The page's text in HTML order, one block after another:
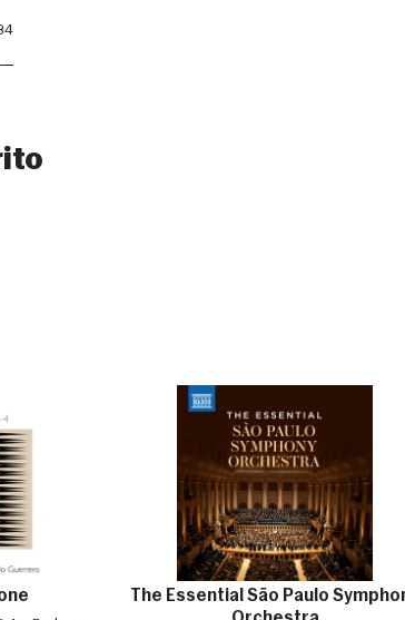
The Essential São Paulo